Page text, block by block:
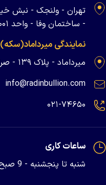
- ساختمان وفا - واحد ۰۰۱
نمایندگی میرداماد(سکه)
میرداماد - پلاک ۱۳۹ - صرافی رادین
info@radinbullion.com
۰۲۱-۷۴۶۵۰
ساعات کاری
شنبه تا پنجشنبه - 9 صبح تا 5 بعدازظهر